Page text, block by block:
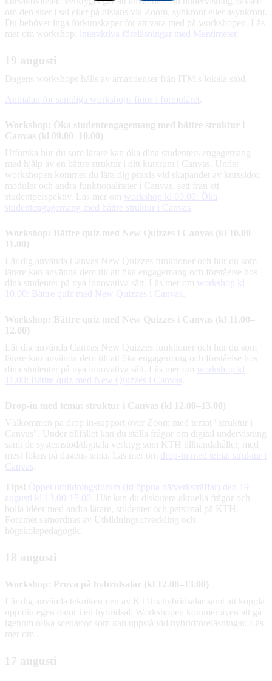
om den sker i sal eller på distans via Zoom, synkront eller asynkront.
Du behöver inga förkunskaper för att vara med på workshopen. Läs
mer om workshop:
interaktiva föreläsningar med Mentimeter
19 augusti
Dagens workshops hålls av amanuenser från ITM:s lokala stöd.
Anmälan för samtliga workshops finns i formuläret
Workshop: Öka studentengagemang med bättre struktur i
Canvas (kl 09.00–10.00)
Utforska hur du som lärare kan öka dina studenters engagemang
med hjälp av en bättre struktur i ditt kursrum i Canvas. Under
workshopen kommer du lära dig praxis vid skapandet av kurssidor,
moduler och andra funktionaliteter i Canvas, sett från ett
studentperspektiv. Läs mer om workshop kl 09.00: Öka
studentengagemang med bättre struktur i Canvas
Workshop: Bättre quiz med New Quizzes i Canvas (kl 10.00–
11.00)
Lär dig använda Canvas New Quizzes funktioner och hur du som
lärare kan använda dem till att öka engagemang och förståelse hos
dina studenter på nya innovativa sätt. Läs mer om workshop kl
10.00: Bättre quiz med New Quizzes i Canvas
Workshop: Bättre quiz med New Quizzes i Canvas (kl 11.00–
12.00)
Lär dig använda Canvas New Quizzes funktioner och hur du som
lärare kan använda dem till att öka engagemang och förståelse hos
dina studenter på nya innovativa sätt. Läs mer om workshop kl
11.00: Bättre quiz med New Quizzes i Canvas
Drop-in med tema: struktur i Canvas (kl 12.00–13.00)
Välkommen på drop in-support över Zoom med temat "struktur i
Canvas". Under tillfället kan du ställa frågor om digital undervisning
samt de systemstöd/digitala verktyg som KTH tillhandahåller, med
mest fokus på dagens tema. Läs mer om drop-in med tema: struktur i
Canvas
Tips! Öppet utbildningsforum (fd öppna nätverksträffar) den 19
augusti kl 13.00-15.00 . Här kan du diskutera aktuella frågor och
bolla idéer med andra lärare, studenter och personal på KTH.
Forumet samordnas av Utbildningsutveckling och
högskolepedagogik.
18 augusti
Workshop: Prova på hybridsalar (kl 12.00–13.00)
Lär dig använda tekniken i en av KTH:s hybridsalar samt att koppla
upp din egen dator i en hybridsal. Workshopen kommer även att gå
igenom olika scenarior som kan uppstå vid hybridföreläsningar. Läs
mer om .
17 augusti